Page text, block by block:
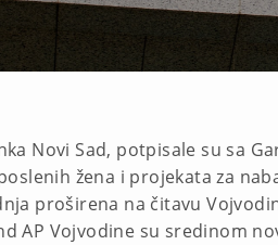
Novi Sad, potpisale su sa
žena i projekata za
proširena na čitavu
AP Vojvodine su sredinom